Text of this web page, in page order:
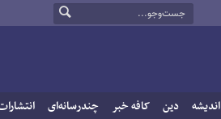
اندیشه دین کافه خبر چندرسانه‌ای